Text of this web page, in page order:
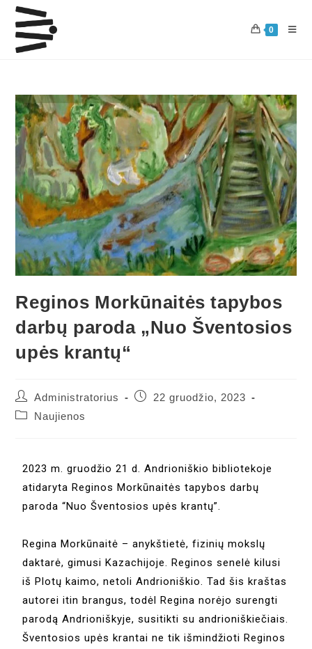
0
Reginos Morkūnaitės tapybos
darbų paroda „Nuo Šventosios
upės krantų“
Administratorius
22 gruodžio, 2023
Naujienos
2023 m. gruodžio 21 d. Andrioniškio bibliotekoje
atidaryta Reginos Morkūnaitės tapybos darbų
paroda “Nuo Šventosios upės krantų”.
Regina Morkūnaitė – anykštietė, fizinių mokslų
daktarė, gimusi Kazachijoje. Reginos senelė kilusi
iš Plotų kaimo, netoli Andrioniškio. Tad šis kraštas
autorei itin brangus, todėl Regina norėjo surengti
parodą Andrioniškyje, susitikti su andrioniškiečiais.
Šventosios upės krantai ne tik išmindžioti Reginos